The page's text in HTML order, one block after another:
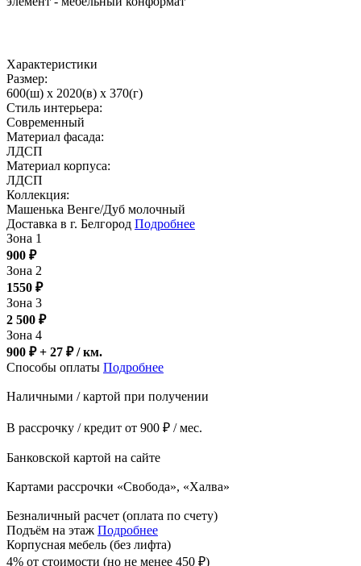
Характеристики
Размер:
600(ш) x 2020(в) x 370(г)
Стиль интерьера:
Современный
Материал фасада:
ЛДСП
Материал корпуса:
ЛДСП
Коллекция:
Машенька Венге/Дуб молочный
Доставка в г. Белгород Подробнее
Зона 1
900 ₽
Зона 2
1550 ₽
Зона 3
2 500 ₽
Зона 4
900 ₽ + 27 ₽/ км.
Способы оплаты Подробнее
Наличными / картой при получении
В рассрочку / кредит от 900 ₽ / мес.
Банковской картой на сайте
Картами рассрочки «Свобода», «Халва»
Безналичный расчет (оплата по счету)
Подъём на этаж Подробнее
Корпусная мебель (без лифта)
4% от стоимости (но не менее 450 ₽)